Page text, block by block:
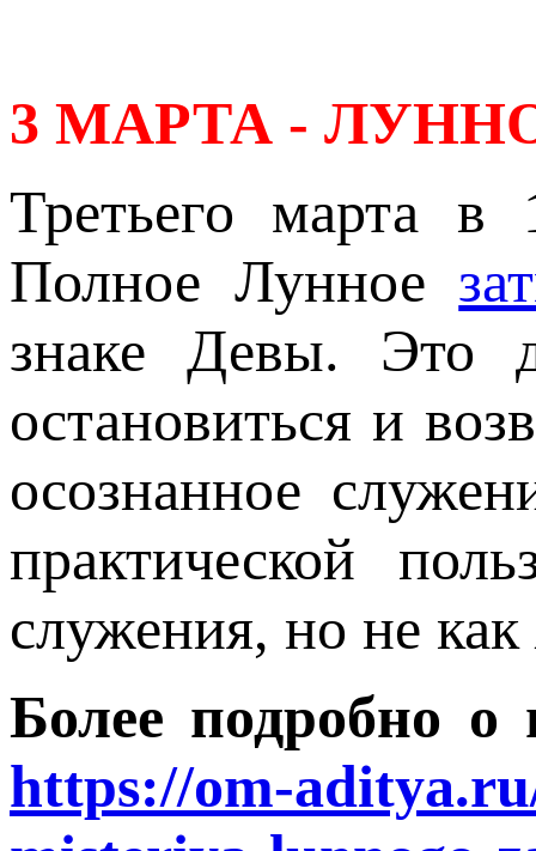
3 МАРТА -
Третьего марта в
Полное Лунное
знаке Девы. Это
остановиться и
осознанное
практической
служения, но не
Более подробно о
https://om-